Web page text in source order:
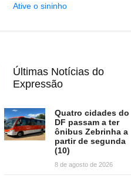
Ative o sininho
Últimas Notícias do
Expressão
Quatro cidades do
DF passam a ter
ônibus Zebrinha a
partir de segunda
(10)
8 de agosto de 2026